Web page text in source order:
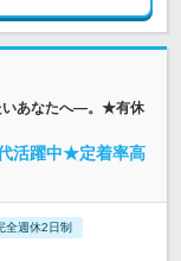
いあなたへ―。★有休
活躍中★定着率高
全週休2日制